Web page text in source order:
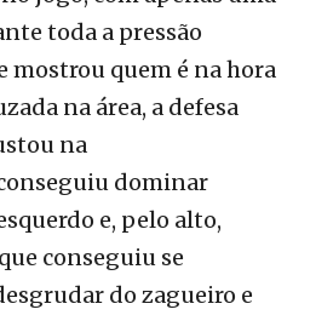
toda a pressão
mostrou quem é na hora
na área, a defesa
na
dominar
e, pelo alto,
conseguiu se
do zagueiro e